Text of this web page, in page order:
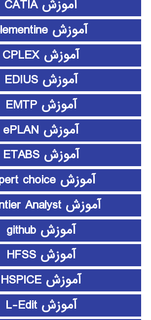
آموزش CATIA
آموزش clementine
آموزش CPLEX
آموزش EDIUS
آموزش EMTP
آموزش ePLAN
آموزش ETABS
آموزش expert choice
آموزش Frontier Analyst
آموزش github
آموزش HFSS
آموزش HSPICE
آموزش L-Edit